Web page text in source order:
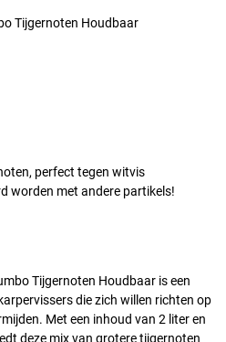
Tijgernoten Houdbaar
perfect tegen witvis
worden met andere partikels!
Tijgernoten Houdbaar is een
die zich willen richten op
Met een inhoud van 2 liter en
deze mix van grotere tijgernoten